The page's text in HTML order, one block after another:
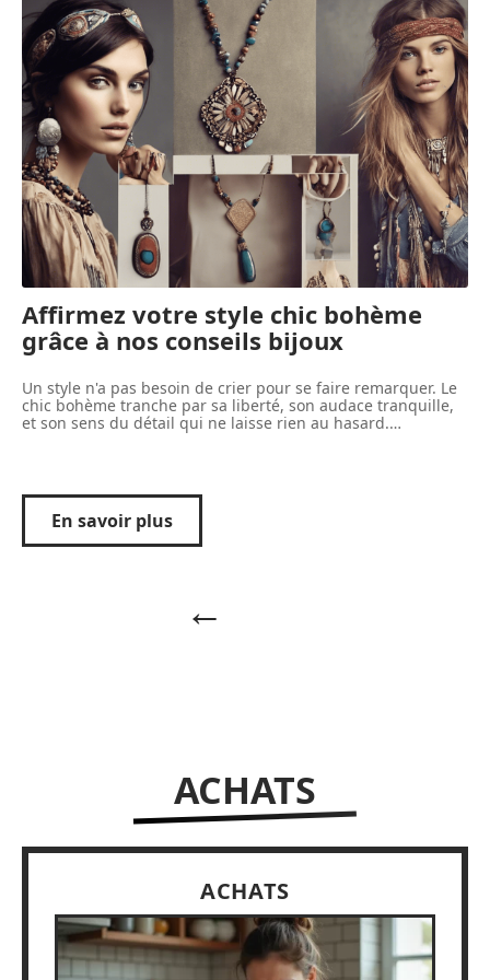
Transformez votre bien-être avec le
massage ayurvédique à Toulouse
Affirmez votre style chic bohème
grâce à nos conseils bijoux
Un style n'a pas besoin de crier pour se faire remarquer. Le
chic bohème tranche par sa liberté, son audace tranquille,
et son sens du détail qui ne laisse rien au hasard.…
En savoir plus
ACHATS
ACHATS